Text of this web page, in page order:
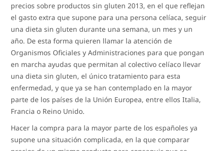
precios sobre productos sin gluten 2013, en el que reflejan
el gasto extra que supone para una persona celíaca, seguir
una dieta sin gluten durante una semana, un mes y un
año. De esta forma quieren llamar la atención de
Organismos Oficiales y Administraciones para que pongan
en marcha ayudas que permitan al colectivo celíaco llevar
una dieta sin gluten, el único tratamiento para esta
enfermedad, y que ya se han contemplado en la mayor
parte de los países de la Unión Europea, entre ellos Italia,
Francia o Reino Unido.
Hacer la compra para la mayor parte de los españoles ya
supone una situación complicada, en la que comparar